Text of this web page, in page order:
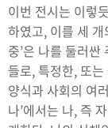
이번 전시는 이렇
하였고, 이를 세
중’은 나를 둘러
들로, 특정한, 또
양식과 사회의 여
나’에서는 나, 즉